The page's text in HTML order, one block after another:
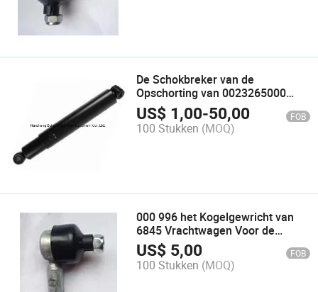
De Schokbreker van de
Opschorting van 0023265000
Vrachtwagen Voor Mercedes-
Benz (AutoVervangstukken)
US$ 1,00-50,00 FOB
100 Stukken (MOQ)
000 996 het Kogelgewricht van
6845 Vrachtwagen Voor de
Vrachtwagen van Mercedes-Benz
US$ 5,00 FOB
100 Stukken (MOQ)